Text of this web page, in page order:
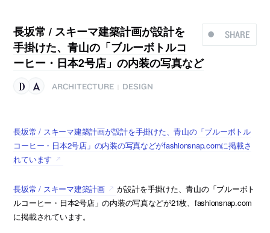
SHARE
長坂常 / スキーマ建築計画が設計を
手掛けた、青山の「ブルーボトルコ
ーヒー・日本2号店」の内装の写真など
ARCHITECTURE DESIGN
長坂常 / スキーマ建築計画が設計を手掛けた、青山の「ブルーボトル
コーヒー・日本2号店」の内装の写真などがfashionsnap.comに掲載さ
れています
長坂常 / スキーマ建築計画
が設計を手掛けた、青山の「ブルーボト
ルコーヒー・日本2号店」の内装の写真などが21枚、fashionsnap.com
に掲載されています。